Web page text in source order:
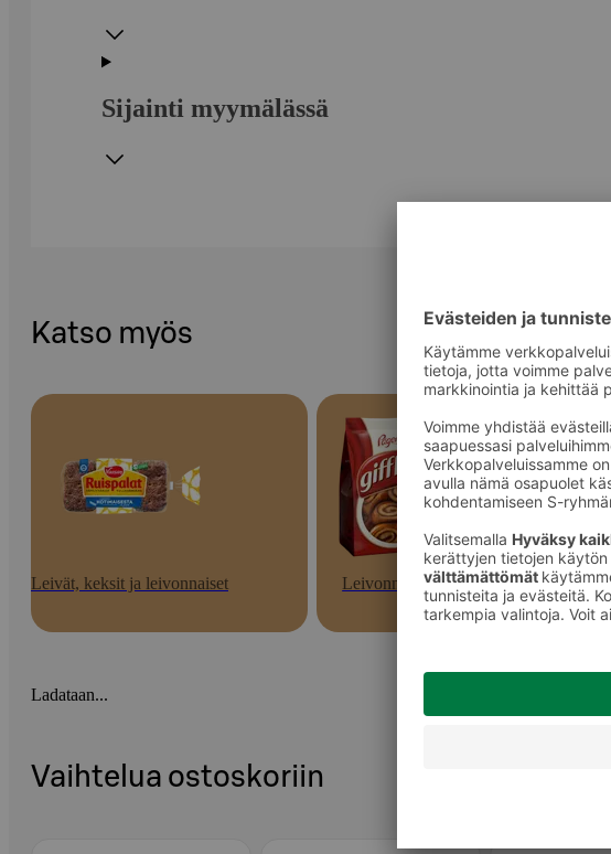
Sijainti myymälässä
Katso myös
Leivät, keksit ja leivonnaiset Leivonnaiset
Ladataan...
Vaihtelua ostoskoriin